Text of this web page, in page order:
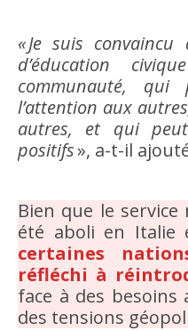
« Je suis convaincu
d’éducation
communauté, qui
l’attention aux
autres, et qui
positifs», a-t-il
Bien que le
été aboli en Italie
certaines
réfléchi à
face à des besoins
des tensions